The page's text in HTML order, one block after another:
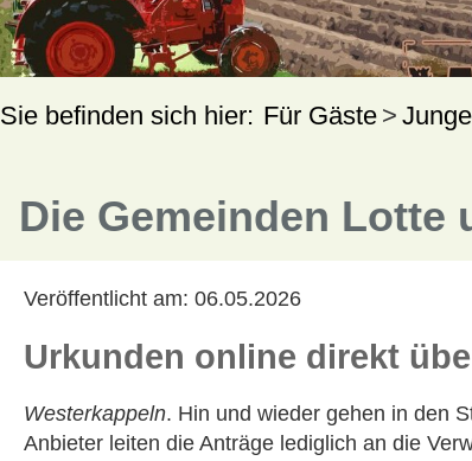
Für Gäste
Die Gemeinden Lotte
Veröffentlicht am: 06.05.2026
Urkunden online direkt
Westerkappeln. Hin und wieder gehen in den
Anbieter leiten die Anträge lediglich an die